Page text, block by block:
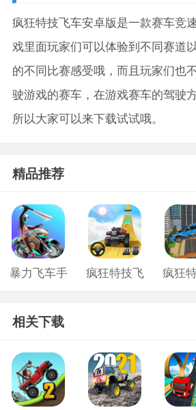
疯狂特技飞车安卓版是一款赛车竞
戏里面玩家们可以体验到不同赛道
的不同比赛感受哦，而且玩家们也
驶游戏的赛车，在游戏赛车的驾驶
所以大家可以来下载试试哦。
精品推荐
暴力飞车手
疯狂特技飞
疯狂
相关下载